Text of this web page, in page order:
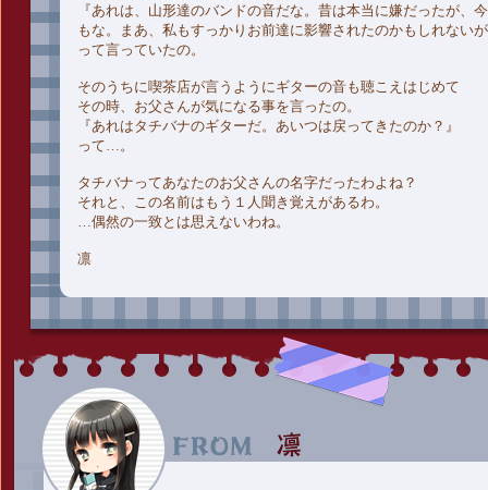
『あれは、山形達のバンドの音だな。昔は本当に嫌だったが、
もな。まあ、私もすっかりお前達に影響されたのかもしれない
って言っていたの。
そのうちに喫茶店が言うようにギターの音も聴こえはじめて
その時、お父さんが気になる事を言ったの。
『あれはタチバナのギターだ。あいつは戻ってきたのか？』
って…。
タチバナってあなたのお父さんの名字だったわよね？
それと、この名前はもう１人聞き覚えがあるわ。
…偶然の一致とは思えないわね。
凛